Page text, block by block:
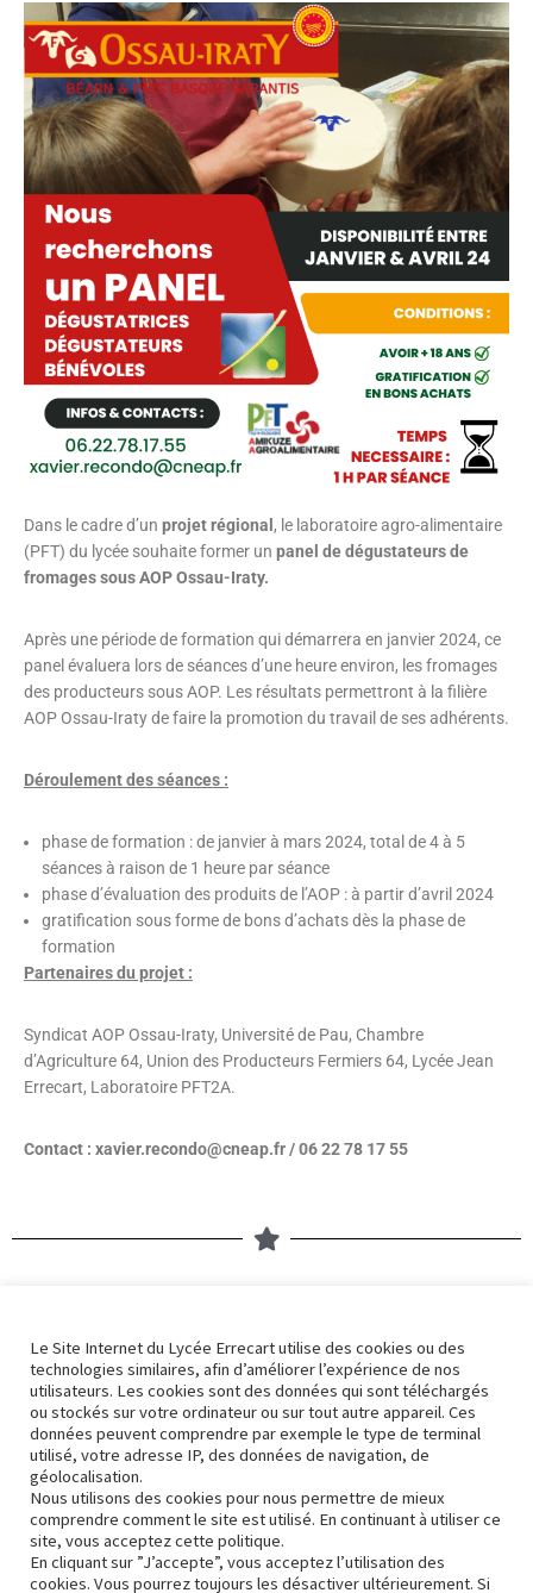
Dans le cadre d’un projet régional , le laboratoire agro-alimentaire
(PFT) du lycée souhaite former un panel de dégustateurs de
fromages sous AOP Ossau-Iraty.
Après une période de formation qui démarrera en janvier 2024, ce
panel évaluera lors de séances d’une heure environ, les fromages
des producteurs sous AOP. Les résultats permettront à la filière
AOP Ossau-Iraty de faire la promotion du travail de ses adhérents.
Déroulement des séances :
phase de formation : de janvier à mars 2024, total de 4 à 5
séances à raison de 1 heure par séance
phase d’évaluation des produits de l’AOP : à partir d’avril 2024
gratification sous forme de bons d’achats dès la phase de
formation
Partenaires du projet :
Syndicat AOP Ossau-Iraty, Université de Pau, Chambre
d’Agriculture 64, Union des Producteurs Fermiers 64, Lycée Jean
Errecart, Laboratoire PFT2A.
Contact : xavier.recondo@cneap.fr / 06 22 78 17 55
Errek’actu 2324 – 32
5 avril 2024
Errek’actu 2324 – 31
3 avril 2024
Le Site Internet du Lycée Errecart utilise des cookies ou des
technologies similaires, afin d’améliorer l’expérience de nos
utilisateurs. Les cookies sont des données qui sont téléchargés
ou stockés sur votre ordinateur ou sur tout autre appareil. Ces
données peuvent comprendre par exemple le type de terminal
utilisé, votre adresse IP, des données de navigation, de
géolocalisation.
Nous utilisons des cookies pour nous permettre de mieux
comprendre comment le site est utilisé. En continuant à utiliser ce
site, vous acceptez cette politique.
En cliquant sur ”J’accepte”, vous acceptez l’utilisation des
cookies. Vous pourrez toujours les désactiver ultérieurement. Si